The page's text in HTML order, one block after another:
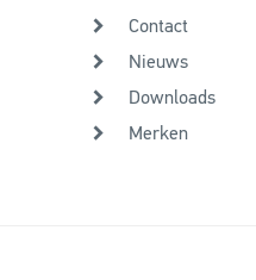
Contact
Nieuws
Downloads
Merken